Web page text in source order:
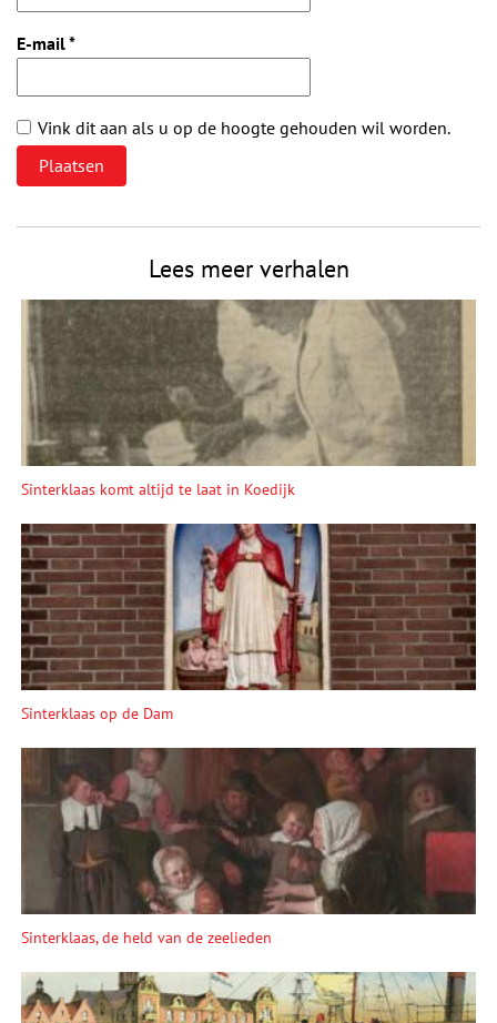
E-mail*
Vink dit aan als u op de hoogte gehouden wil worden.
Lees meer verhalen
Sinterklaas komt altijd te laat in Koedijk
Sinterklaas op de Dam
Sinterklaas, de held van de zeelieden